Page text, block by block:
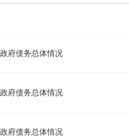
府债务总体情况
府债务总体情况
府债务总体情况